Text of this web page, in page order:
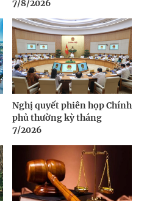
7/8/2026
Nghị quyết phiên họp Chính
phủ thường kỳ tháng
7/2026